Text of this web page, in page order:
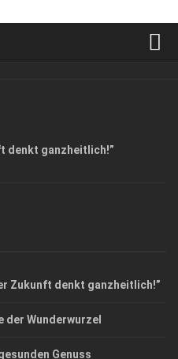
denkt ganzheitlich!”
Zukunft denkt ganzheitlich!”
der Wunderwurzel
Genuss